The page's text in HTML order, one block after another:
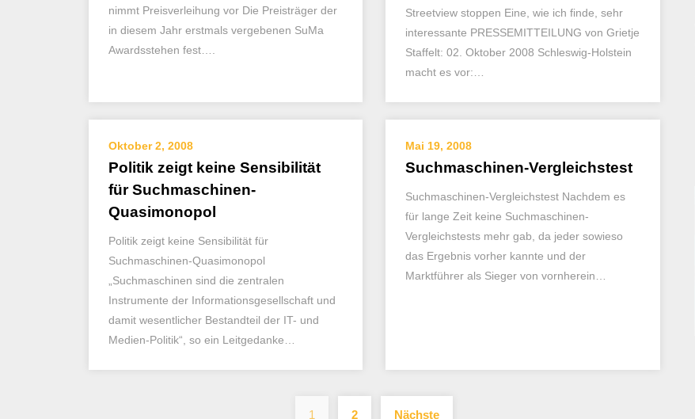
nimmt Preisverleihung vor Die Preisträger der
in diesem Jahr erstmals vergebenen SuMa
Awardsstehen fest….
Streetview stoppen Eine, wie ich finde, sehr
interessante PRESSEMITTEILUNG von Grietje
Staffelt: 02. Oktober 2008 Schleswig-Holstein
macht es vor:…
Oktober 2, 2008
Politik zeigt keine Sensibilität
für Suchmaschinen-
Quasimonopol
Politik zeigt keine Sensibilität für
Suchmaschinen-Quasimonopol
„Suchmaschinen sind die zentralen
Instrumente der Informationsgesellschaft und
damit wesentlicher Bestandteil der IT- und
Medien-Politik“, so ein Leitgedanke…
Mai 19, 2008
Suchmaschinen-Vergleichstest
Suchmaschinen-Vergleichstest Nachdem es
für lange Zeit keine Suchmaschinen-
Vergleichstests mehr gab, da jeder sowieso
das Ergebnis vorher kannte und der
Marktführer als Sieger von vornherein…
Seitennummerierung
1 2 Nächste